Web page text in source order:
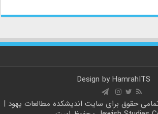
Design by HamrahITS
اندیشکده مطالعات یهود |